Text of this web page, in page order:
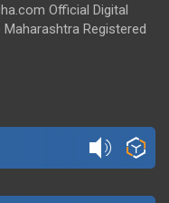
Official Digital
Registered